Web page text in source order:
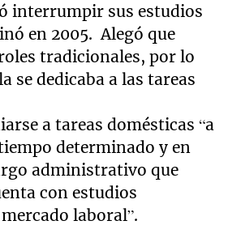
interrumpir sus estudios
en 2005. Alegó que
tradicionales, por lo
se dedicaba a las tareas
a tareas domésticas “a
determinado y en
administrativo que
con estudios
laboral”.